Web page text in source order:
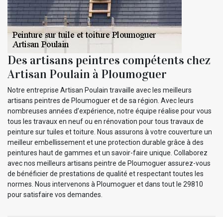
Des artisans peintres compétents chez
Artisan Poulain à Ploumoguer
Notre entreprise Artisan Poulain travaille avec les meilleurs
artisans peintres de Ploumoguer et de sa région. Avec leurs
nombreuses années d’expérience, notre équipe réalise pour vous
tous les travaux en neuf ou en rénovation pour tous travaux de
peinture sur tuiles et toiture. Nous assurons à votre couverture un
meilleur embellissement et une protection durable grâce à des
peintures haut de gammes et un savoir-faire unique. Collaborez
avec nos meilleurs artisans peintre de Ploumoguer assurez-vous
de bénéficier de prestations de qualité et respectant toutes les
normes. Nous intervenons à Ploumoguer et dans tout le 29810
pour satisfaire vos demandes.